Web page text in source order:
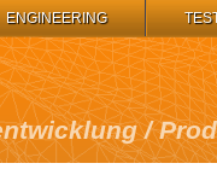
/
ENGINEERING